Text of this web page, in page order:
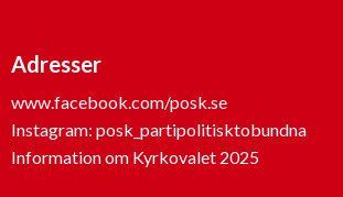
Adresser
www.facebook.com/posk.se
Instagram: posk_partipolitisktobundna
Information om Kyrkovalet 2025